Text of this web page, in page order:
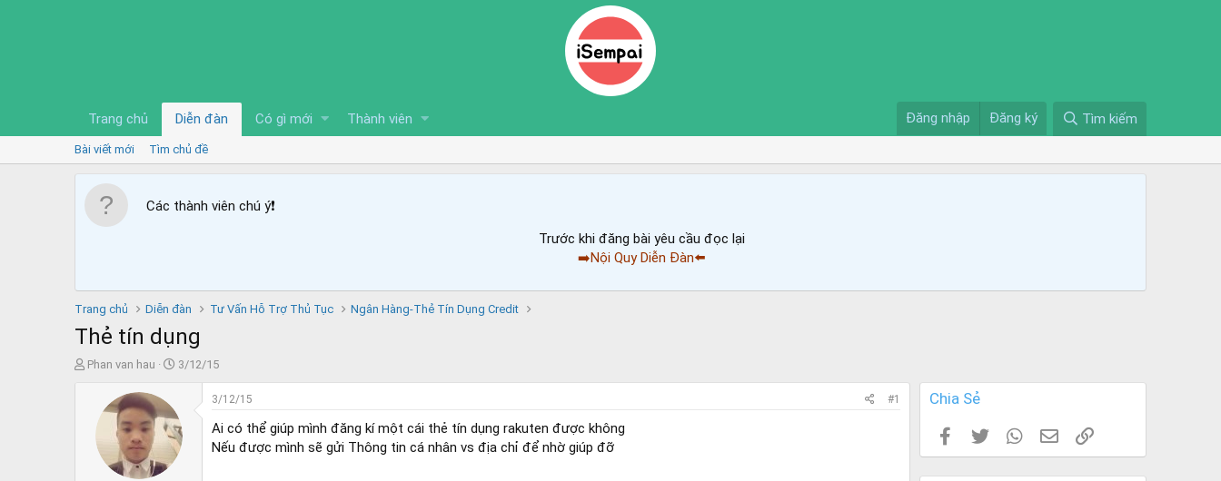
Trang chủ Diễn đàn Có gì mới Thành viên Đăng nhập Đăng ký Tìm kiếm
Bài viết mới Tìm chủ đề
Các thành viên chú ý❗️
Trước khi đăng bài yêu cầu đọc lại
➡️Nội Quy Diễn Đàn⬅️
Trang chủ Diễn đàn Tư Vấn Hỗ Trợ Thủ Tục Ngân Hàng-Thẻ Tín Dụng Credit
Thẻ tín dụng
T
Phan van hau
N
y
g
ử
3/12/15
3/12/15 #1
Ai có thể giúp mình đăng kí một cái thẻ tín dụng rakuten được không
Nếu được mình sẽ gửi Thông tin cá nhân vs địa chỉ để nhờ giúp đỡ
Chia Sẻ
Facebook
TwitterWhatsApp
Email Link